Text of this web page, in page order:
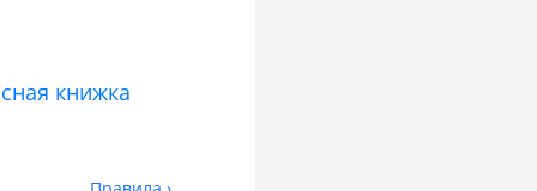
книжка